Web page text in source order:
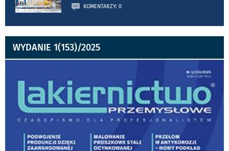
KOMENTARZY: 0
WYDANIE 1(153)/2025